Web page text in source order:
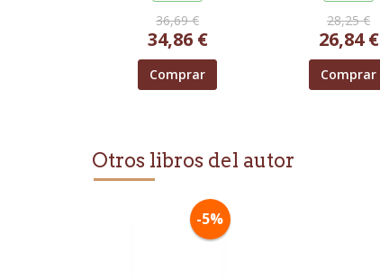
SENSE DE THOMAS
PAINE
36,69 €
34,86 €
Comprar
28,25 €
26,84 €
Comprar
Otros libros del autor
-5%